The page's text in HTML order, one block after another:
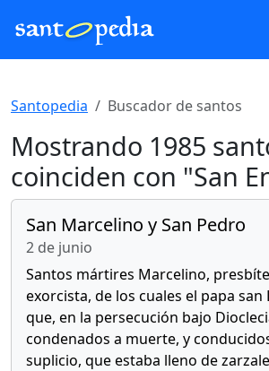
Santopedia Buscador de santos
Mostrando 1985
coinciden con "San
San Marcelino y San Pedro
2 de junio
Santos mártires Marcelino,
exorcista, de los cuales el papa san
que, en la persecución bajo
condenados a muerte, y
suplicio, que estaba lleno de